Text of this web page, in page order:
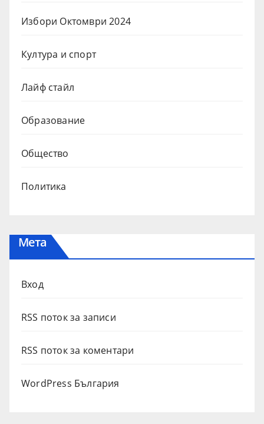
Избори Октомври 2024
Култура и спорт
Лайф стайл
Образование
Общество
Политика
Мета
Вход
RSS поток за записи
RSS поток за коментари
WordPress България